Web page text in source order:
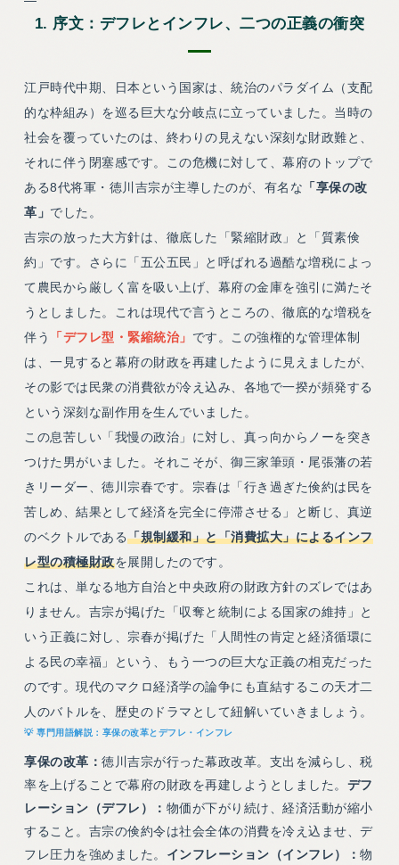
1. 序文：デフレとインフレ、二つの正義の衝突
江戸時代中期、日本という国家は、統治のパラダイム（支配
的な枠組み）を巡る巨大な分岐点に立っていました。当時の
社会を覆っていたのは、終わりの見えない深刻な財政難と、
それに伴う閉塞感です。この危機に対して、幕府のトップで
ある8代将軍・徳川吉宗が主導したのが、有名な 「享保の改
革」 でした。
吉宗の放った大方針は、徹底した「緊縮財政」と「質素倹
約」です。さらに「五公五民」と呼ばれる過酷な増税によっ
て農民から厳しく富を吸い上げ、幕府の金庫を強引に満たそ
うとしました。これは現代で言うところの、徹底的な増税を
伴う
「デフレ型・緊縮統治」 です。この強権的な管理体制
は、一見すると幕府の財政を再建したように見えましたが、
その影では民衆の消費欲が冷え込み、各地で一揆が頻発する
という深刻な副作用を生んでいました。
この息苦しい「我慢の政治」に対し、真っ向からノーを突き
つけた男がいました。それこそが、御三家筆頭・尾張藩の若
きリーダー、徳川宗春です。宗春は「行き過ぎた倹約は民を
苦しめ、結果として経済を完全に停滞させる」と断じ、真逆
のベクトルである「規制緩和」と「消費拡大」によるインフ
レ型の積極財政を展開したのです。
これは、単なる地方自治と中央政府の財政方針のズレではあ
りません。吉宗が掲げた「収奪と統制による国家の維持」と
いう正義に対し、宗春が掲げた「人間性の肯定と経済循環に
よる民の幸福」という、もう一つの巨大な正義の相克だった
のです。現代のマクロ経済学の論争にも直結するこの天才二
人のバトルを、歴史のドラマとして紐解いていきましょう。
享保の改革とデフレ・インフレ
享保の改革：徳川吉宗が行った幕政改革。支出を減らし、税
率を上げることで幕府の財政を再建しようとしました。 デフ
レーション（デフレ）： 物価が下がり続け、経済活動が縮小
すること。吉宗の倹約令は社会全体の消費を冷え込ませ、デ
フレ圧力を強めました。 インフレーション（インフレ）：物